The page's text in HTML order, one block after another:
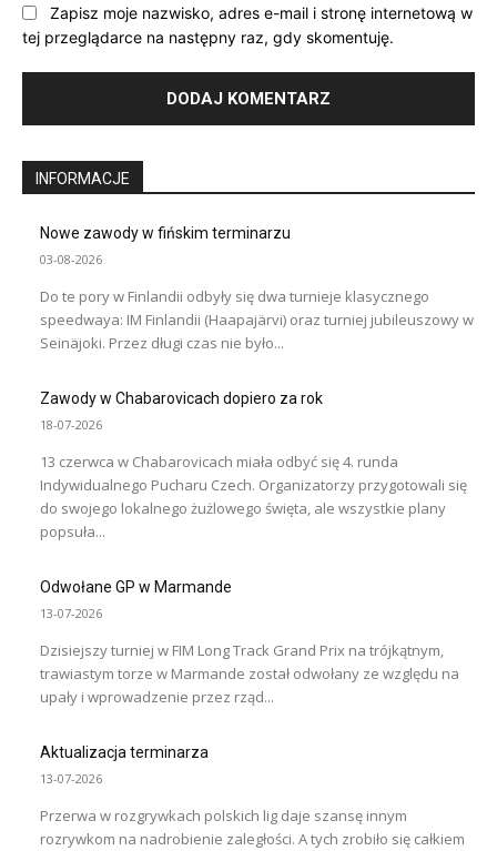
Zapisz moje nazwisko, adres e-mail i stronę internetową w
tej przeglądarce na następny raz, gdy skomentuję.
INFORMACJE
Nowe zawody w fińskim terminarzu
03-08-2026
Do te pory w Finlandii odbyły się dwa turnieje klasycznego
speedwaya: IM Finlandii (Haapajärvi) oraz turniej jubileuszowy w
Seinäjoki. Przez długi czas nie było...
Zawody w Chabarovicach dopiero za rok
18-07-2026
13 czerwca w Chabarovicach miała odbyć się 4. runda
Indywidualnego Pucharu Czech. Organizatorzy przygotowali się
do swojego lokalnego żużlowego święta, ale wszystkie plany
popsuła...
Odwołane GP w Marmande
13-07-2026
Dzisiejszy turniej w FIM Long Track Grand Prix na trójkątnym,
trawiastym torze w Marmande został odwołany ze względu na
upały i wprowadzenie przez rząd...
Aktualizacja terminarza
13-07-2026
Przerwa w rozgrywkach polskich lig daje szansę innym
rozrywkom na nadrobienie zaległości. A tych zrobiło się całkiem